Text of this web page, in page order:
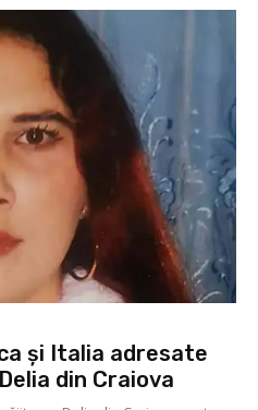
și Italia adresate
din Craiova